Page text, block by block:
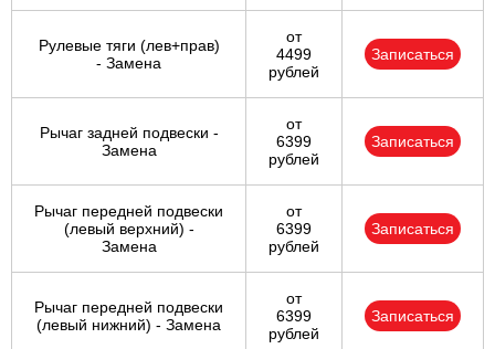
Рулевые тяги (лев+прав)
- Замена
от
4499
рублей
Записаться
Рычаг задней подвески -
Замена
от
6399
рублей
Записаться
Рычаг передней подвески
(левый верхний) -
Замена
от
6399
рублей
Записаться
Рычаг передней подвески
(левый нижний) - Замена
от
6399
рублей
Записаться